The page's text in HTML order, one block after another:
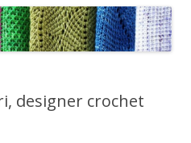
designer crochet